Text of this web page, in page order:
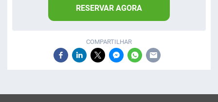
RESERVAR AGORA
COMPARTILHAR